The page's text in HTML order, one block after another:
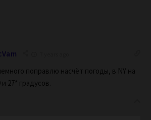
поправлю насчёт погоды, в NY на
27* градусов.